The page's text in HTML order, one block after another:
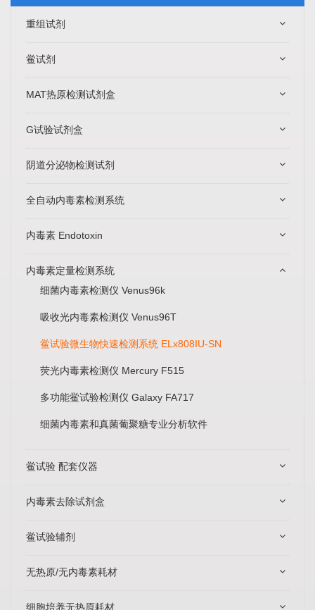
重组试剂
鲎试剂
MAT热原检测试剂盒
G试验试剂盒
阴道分泌物检测试剂
全自动内毒素检测系统
内毒素 Endotoxin
内毒素定量检测系统
细菌内毒素检测仪 Venus96k
吸收光内毒素检测仪 Venus96T
鲎试验微生物快速检测系统 ELx808IU-SN
荧光内毒素检测仪 Mercury F515
多功能鲎试验检测仪 Galaxy FA717
细菌内毒素和真菌葡聚糖专业分析软件
鲎试验 配套仪器
内毒素去除试剂盒
鲎试验辅剂
无热原/无内毒素耗材
细胞培养无热原耗材